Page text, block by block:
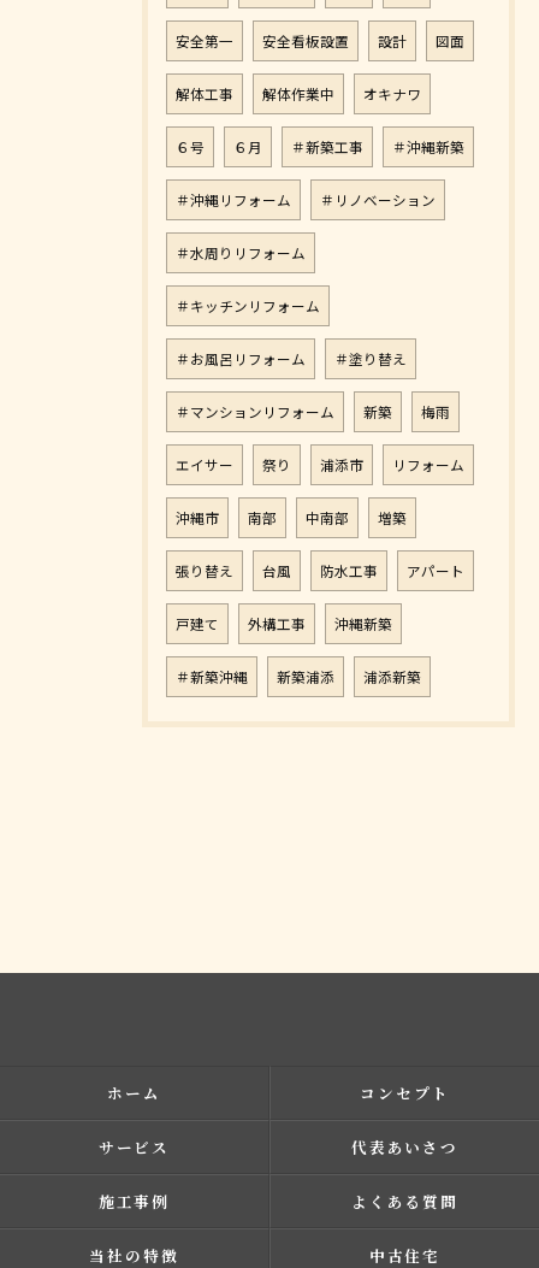
安全第一 安全看板設置 設計 図面
解体工事 解体作業中 オキナワ
６号 ６月 ＃新築工事 ＃沖縄新築
＃沖縄リフォーム ＃リノベーション
＃水周りリフォーム
＃キッチンリフォーム
＃お風呂リフォーム ＃塗り替え
＃マンションリフォーム 新築 梅雨
エイサー 祭り 浦添市 リフォーム
沖縄市 南部 中南部 増築
張り替え 台風 防水工事 アパート
戸建て 外構工事 沖縄新築
＃新築沖縄 新築浦添 浦添新築
ホーム コンセプト
サービス 代表あいさつ
施工事例 よくある質問
当社の特徴 中古住宅